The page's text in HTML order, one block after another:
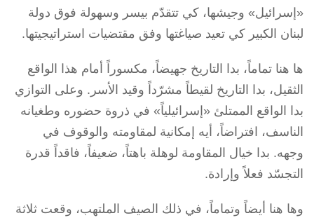
«إسرائيل» وجيشها، كي تتقدّم بيسر وسهولة فوق دولة
لبنان الكبير كي تعيد صياغتها وفق مقتضيات استراتيجيتها.
ها هنا تماماً، بدا التاريخ جهيضاً، مكسوراً أمام هذا الواقع
الثقيل، بدا التاريخ لقيطاً مشرّداً وقيد الأسر. وعلى التوازي
بدا الواقع الممتلئ «إسرائيلياً» في ذروة حضوره وطغيانه
الناسف، افتراضاً، أيه إمكانية لمقاومته والوقوف في
وجهه. بدا خيال المقاومة لوهلة باهتاً، ضعيفاً، فاقداً قدرة
التجسّد فعلاً وإرادة.
وها هنا أيضاً وتماماً، في ذلك الصيف الملتهب، وقعت ثلاثة